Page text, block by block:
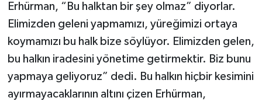
Erhürman, “Bu halktan bir şey olmaz” diyorlar.
Elimizden geleni yapmamızı, yüreğimizi ortaya
koymamızı bu halk bize söylüyor. Elimizden gelen,
bu halkın iradesini yönetime getirmektir. Biz bunu
yapmaya geliyoruz” dedi. Bu halkın hiçbir kesimini
ayırmayacaklarının altını çizen Erhürman,